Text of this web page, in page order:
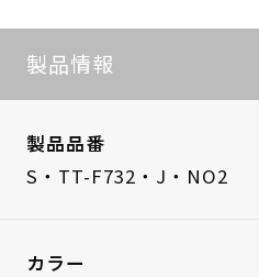
製品情報
製品品番
S・TT-F732・J・NO2
カラー